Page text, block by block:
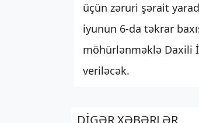
üçün zəruri şərait
iyunun 6-da təkrar
möhürlənməklə Daxili
veriləcək.